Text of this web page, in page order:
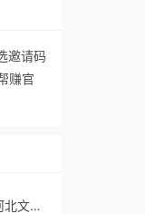
邀请码
赚官
北文…